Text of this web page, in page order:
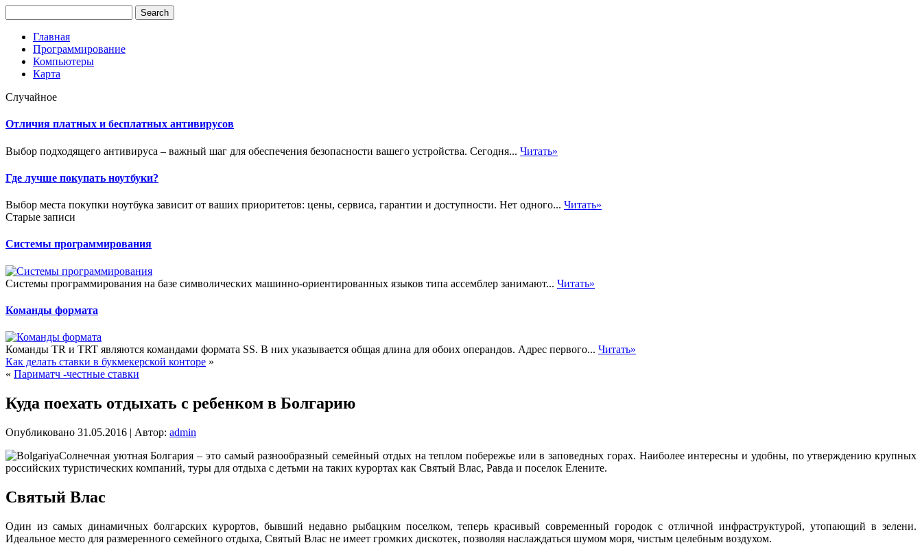
Главная
Программирование
Компьютеры
Карта
Случайное
Отличия платных и бесплатных антивирусов
Выбор подходящего антивируса – важный шаг для обеспечения безопасности вашего устройства. Сегодня... Читать»
Где лучше покупать ноутбуки?
Выбор места покупки ноутбука зависит от ваших приоритетов: цены, сервиса, гарантии и доступности. Нет одного... Читать»
Старые записи
Системы программирования
Системы программирования на базе символических машинно-ориентированных языков типа ассемблер занимают... Читать»
Команды формата
Команды TR и TRT являются командами формата SS. В них указывается общая длина для обоих операндов. Адрес первого... Читать»
Как делать ставки в букмекерской конторе »
« Париматч -честные ставки
Куда поехать отдыхать с ребенком в Болгарию
Опубликовано 31.05.2016 | Автор: admin
Солнечная уютная Болгария – это самый разнообразный семейный отдых на теплом побережье или в заповедных горах. Наиболее интересны и удобны, по утверждению крупных
российских туристических компаний, туры для отдыха с детьми на таких курортах как Святый Влас, Равда и поселок Елените.
Святый Влас
Один из самых динамичных болгарских курортов, бывший недавно рыбацким поселком, теперь красивый современный городок с отличной инфраструктурой, утопающий в зелени.
Идеальное место для размеренного семейного отдыха, Святый Влас не имеет громких дискотек, позволяя наслаждаться шумом моря, чистым целебным воздухом.